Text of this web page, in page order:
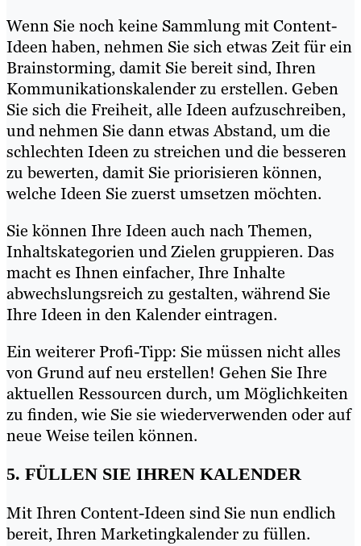
Wenn Sie noch keine Sammlung mit Content-
Ideen haben, nehmen Sie sich etwas Zeit für ein
Brainstorming, damit Sie bereit sind, Ihren
Kommunikationskalender zu erstellen. Geben
Sie sich die Freiheit, alle Ideen aufzuschreiben,
und nehmen Sie dann etwas Abstand, um die
schlechten Ideen zu streichen und die besseren
zu bewerten, damit Sie priorisieren können,
welche Ideen Sie zuerst umsetzen möchten.
Sie können Ihre Ideen auch nach Themen,
Inhaltskategorien und Zielen gruppieren. Das
macht es Ihnen einfacher, Ihre Inhalte
abwechslungsreich zu gestalten, während Sie
Ihre Ideen in den Kalender eintragen.
Ein weiterer Profi-Tipp: Sie müssen nicht alles
von Grund auf neu erstellen! Gehen Sie Ihre
aktuellen Ressourcen durch, um Möglichkeiten
zu finden, wie Sie sie wiederverwenden oder auf
neue Weise teilen können.
5. FÜLLEN SIE IHREN KALENDER
Mit Ihren Content-Ideen sind Sie nun endlich
bereit, Ihren Marketingkalender zu füllen.